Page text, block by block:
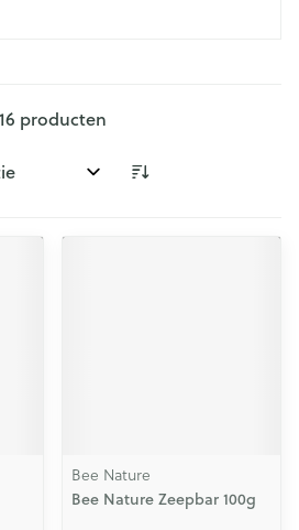
16 producten
op:
Bee Nature
Bee Nature Zeepbar 100g